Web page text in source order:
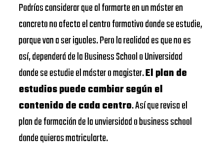
Podrías considerar que al formarte en un máster en
concreto no afecta el centro formativo donde se estudie,
porque van a ser iguales. Pero la realidad es que no es
así, dependerá de la Business School o Universidad
donde se estudie el máster o magister.El plan de
estudios puede cambiar según el
contenido de cada centro. Así que revisa el
plan de formación de la unviersidad o business school
donde quieras matricularte.